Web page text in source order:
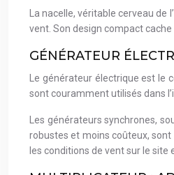
La nacelle, véritable cerveau
vent. Son design compact
GÉNÉRATEUR
Le générateur électrique est le
sont couramment utilisés dans
Les générateurs synchrones,
robustes et moins coûteux,
les conditions de vent sur le site